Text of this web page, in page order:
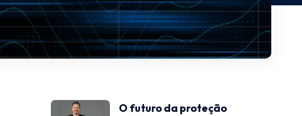
O futuro da proteção